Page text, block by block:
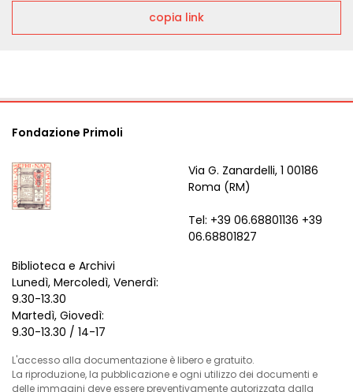
copia link
Fondazione Primoli
Via G. Zanardelli, 1 00186
Roma (RM)
Tel: +39 06.68801136 +39
06.68801827
Biblioteca e Archivi
Lunedì, Mercoledì, Venerdì:
9.30-13.30
Martedì, Giovedì:
9.30-13.30 / 14-17
L'accesso alla documentazione è libero e gratuito.
La riproduzione, la pubblicazione e ogni utilizzo dei documenti e
delle immagini deve essere preventivamente autorizzata dalla